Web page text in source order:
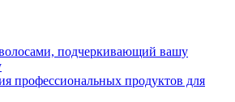
подчеркивающий вашу
профессиональных продуктов для